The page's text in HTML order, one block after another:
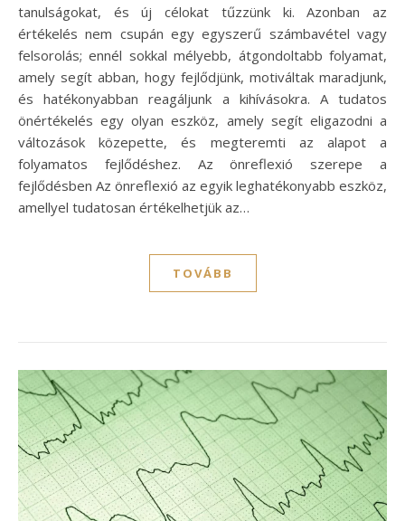
tanulságokat, és új célokat tűzzünk ki. Azonban az
értékelés nem csupán egy egyszerű számbavétel vagy
felsorolás; ennél sokkal mélyebb, átgondoltabb folyamat,
amely segít abban, hogy fejlődjünk, motiváltak maradjunk,
és hatékonyabban reagáljunk a kihívásokra. A tudatos
önértékelés egy olyan eszköz, amely segít eligazodni a
változások közepette, és megteremti az alapot a
folyamatos fejlődéshez. Az önreflexió szerepe a
fejlődésben Az önreflexió az egyik leghatékonyabb eszköz,
amellyel tudatosan értékelhetjük az…
TOVÁBB